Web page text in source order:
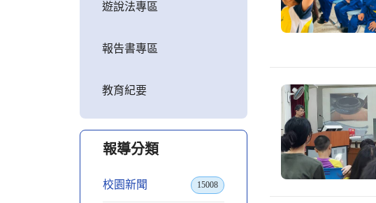
遊說法專區
報告書專區
教育紀要
報導分類
校園新聞 15008